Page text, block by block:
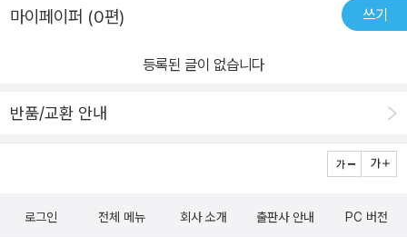
마이페이퍼 (0편) 쓰기
등록된 글이 없습니다
반품/교환 안내
로그인 전체 메뉴 회사 소개 출판사 안내 PC 버전